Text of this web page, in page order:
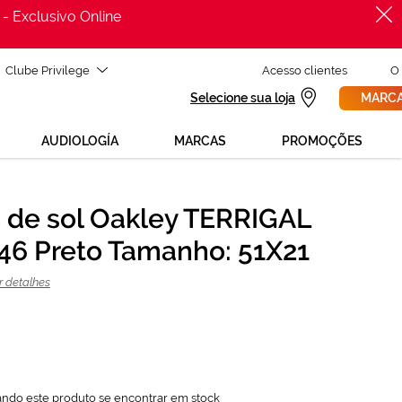
Exclusivo Online
Clube Privilege Acesso clientes O
Selecione sua loja
AUDIOLOGÍA MARCAS PROMOÇÕES
156,75 €
€
sol Oakley TERRIGAL
Preto Tamanho: 51X21
detalhes
este produto se encontrar em stock